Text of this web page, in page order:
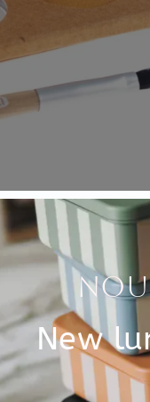
om te toveren
waterbasis is
en wat water de
De schminkset bevat